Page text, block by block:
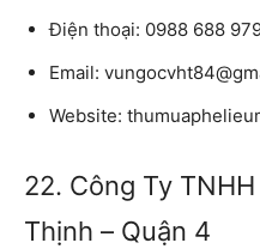
Điện thoại: 0988 688
Email:
Website:
22. Công Ty
Thịnh – Quận 4